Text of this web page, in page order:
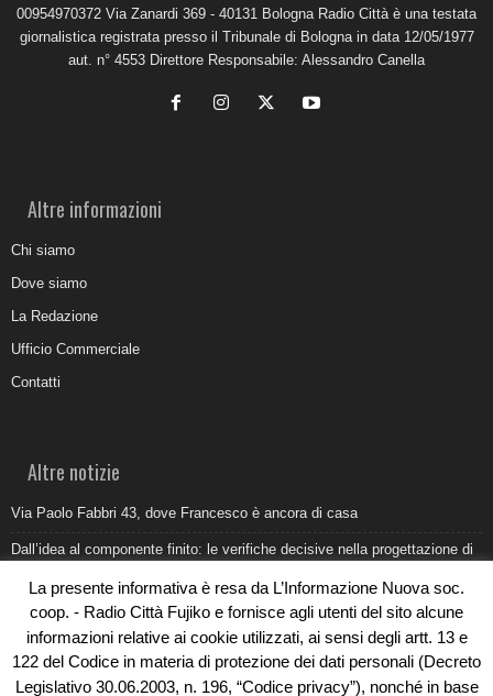
00954970372 Via Zanardi 369 - 40131 Bologna Radio Città è una testata
giornalistica registrata presso il Tribunale di Bologna in data 12/05/1977
aut. n° 4553 Direttore Responsabile: Alessandro Canella
Altre informazioni
Chi siamo
Dove siamo
La Redazione
Ufficio Commerciale
Contatti
Altre notizie
Via Paolo Fabbri 43, dove Francesco è ancora di casa
Dall’idea al componente finito: le verifiche decisive nella progettazione di
Belvedere Marittimo e il report ARPACAL 2026 sulla qualità del mare
Come organizzare e allestire una camera ardente per l’ultimo saluto
Umidità di risalita in casa, come riconoscere i segnali veri
La presente informativa è resa da L’Informazione Nuova soc.
coop. - Radio Città Fujiko e fornisce agli utenti del sito alcune
informazioni relative ai cookie utilizzati, ai sensi degli artt. 13 e
122 del Codice in materia di protezione dei dati personali (Decreto
Legislativo 30.06.2003, n. 196, “Codice privacy”), nonché in base